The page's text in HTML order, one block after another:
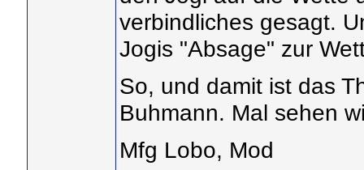
verbindliches gesagt.
Jogis "Absage" zur
So, und damit ist das
Buhmann. Mal sehen
Mfg Lobo, Mod